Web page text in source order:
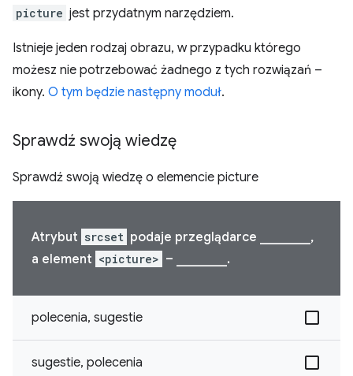
picture jest przydatnym narzędziem.
Istnieje jeden rodzaj obrazu, w przypadku którego
możesz nie potrzebować żadnego z tych rozwiązań –
ikony. O tym będzie następny moduł.
Sprawdź swoją wiedzę
Sprawdź swoją wiedzę o elemencie picture
Atrybut srcset podaje przeglądarce ________,
a element <picture> – ________.
polecenia, sugestie
sugestie, polecenia